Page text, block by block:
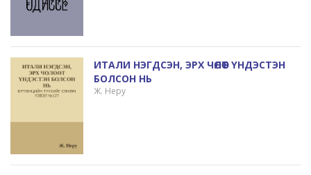
ИТАЛИ НЭГДСЭН, ЭРХ ЧӨЛӨӨТ ҮНДЭСТЭН
БОЛСОН НЬ
Ж. Неру